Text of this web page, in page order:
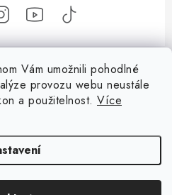
Vám umožnili pohodlné
provozu webu neustále
a použitelnost. Více
. Všechna práva vyhrazena.Upravit